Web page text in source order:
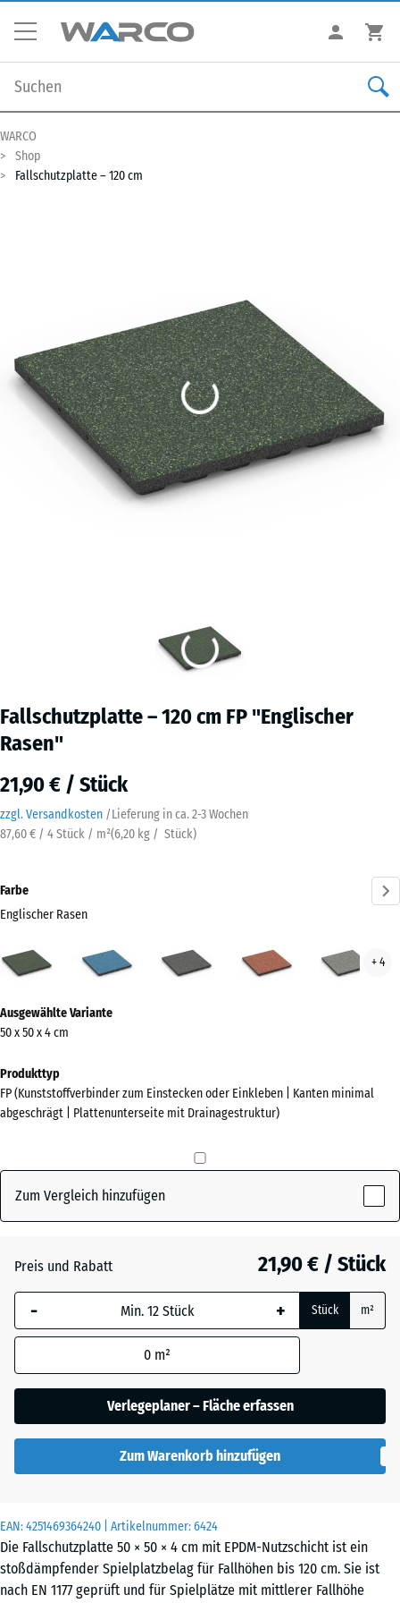
WARCO
Shop
Fallschutzplatte – 120 cm
Fallschutzplatte – 120 cm FP "Englischer
Rasen"
21,90 € / Stück
zzgl. Versandkosten /Lieferung in ca. 2-3 Wochen
87,60 € / 4 Stück / m²(6,20 kg / Stück)
EAN:4251469364240 | Artikelnummer:6424
Die Fallschutzplatte 50 × 50 × 4 cm mit EPDM-Nutzschicht ist ein
stoßdämpfender Spielplatzbelag für Fallhöhen bis 120 cm. Sie ist
nach EN 1177 geprüft und für Spielplätze mit mittlerer Fallhöhe
Farbe
Englischer Rasen
Englischer
Rasen
Dunkelgrauer
Granit
+ 4
Informationen
zu
Farben?
Farbpalette
Rasen(active)
Atlantik
Dunkelgrauer
Lavendel
Ausgewählte Variante
50 x 50 x 4 cm
Produkttyp
FP (Kunststoffverbinder zum Einstecken oder Einkleben | Kanten minimal
abgeschrägt | Plattenunterseite mit Drainagestruktur)
Zum Vergleich hinzufügen
Preis und Rabatt 21,90 € / Stück
- + Stück m²
0 m²
Verlegeplaner – Fläche erfassen
Zum Warenkorb hinzufügen